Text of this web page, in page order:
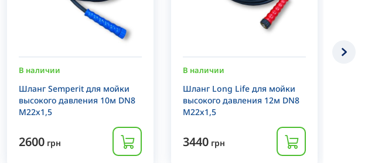
В наличии
Шланг Semperit для мойки
высокого давления 10м DN8
M22x1,5
2600 грн
В наличии
Шланг Long Life для мойки
высокого давления 12м DN8
M22x1,5
3440 грн